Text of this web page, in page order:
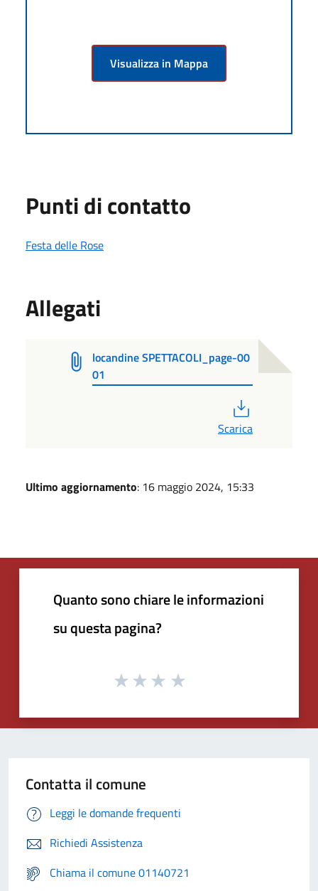
Visualizza in Mappa
Punti di contatto
Festa delle Rose
Allegati
locandine SPETTACOLI_page-00
01
Scarica
Ultimo aggiornamento: 16 maggio 2024, 15:33
Quanto sono chiare le informazioni
su questa pagina?
Contatta il comune
Leggi le domande frequenti
Richiedi Assistenza
Chiama il comune 01140721